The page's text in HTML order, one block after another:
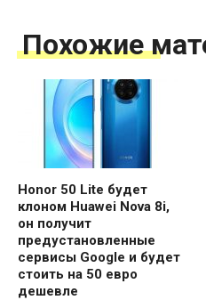
Похожие
Honor 50 Lite будет
клоном Huawei Nova 8i,
он получит
предустановленные
сервисы Google и будет
стоить на 50 евро
дешевле